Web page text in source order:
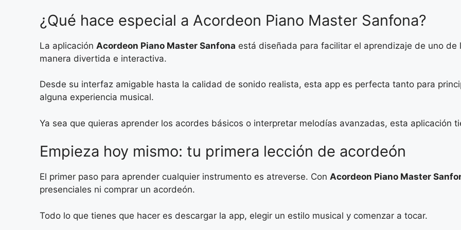
¿Qué hace especial a Acordeon Piano Master Sanfona?
La aplicación Acordeon Piano Master Sanfona está diseñada para facilitar el aprendizaje de uno
manera divertida e interactiva.
Desde su interfaz amigable hasta la calidad de sonido realista, esta app es perfecta tanto para
alguna experiencia musical.
Ya sea que quieras aprender los acordes básicos o interpretar melodías avanzadas, esta aplicación
Empieza hoy mismo: tu primera lección de acordeón
El primer paso para aprender cualquier instrumento es atreverse. Con Acordeon Piano Master
presenciales ni comprar un acordeón.
Todo lo que tienes que hacer es descargar la app, elegir un estilo musical y comenzar a tocar.